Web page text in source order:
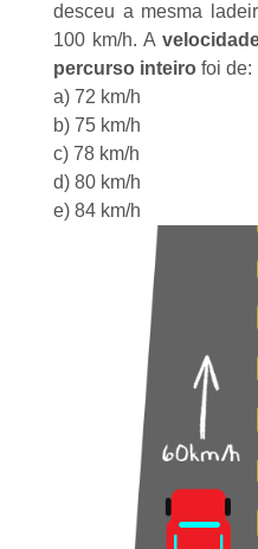
desceu a mesma
100 km/h. A
percurso inteirofoi de:
a) 72 km/h
b) 75 km/h
c) 78 km/h
d) 80 km/h
e) 84 km/h